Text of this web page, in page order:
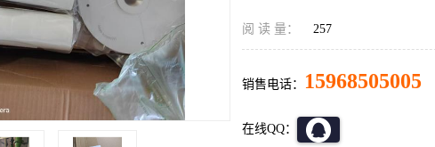
阅 读 量： 257
销售电话： 15968505005
在线QQ：